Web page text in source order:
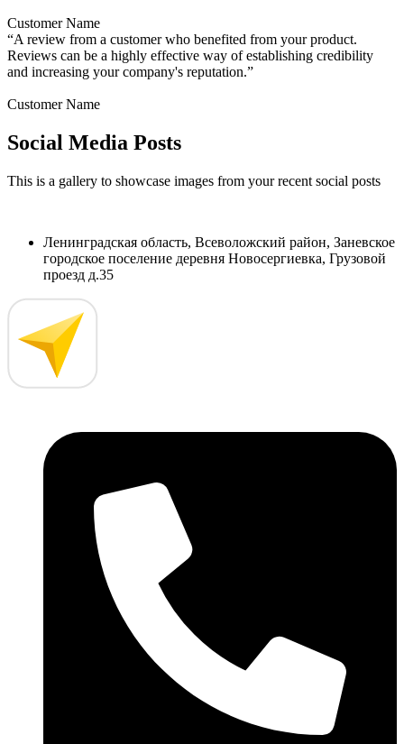
Customer Name
“A review from a customer who benefited from your product.
Reviews can be a highly effective way of establishing credibility
and increasing your company's reputation.”
Customer Name
Social Media Posts
This is a gallery to showcase images from your recent social posts
Ленинградская область, Всеволожский район, Заневское
городское поселение деревня Новосергиевка, Грузовой
проезд д.35